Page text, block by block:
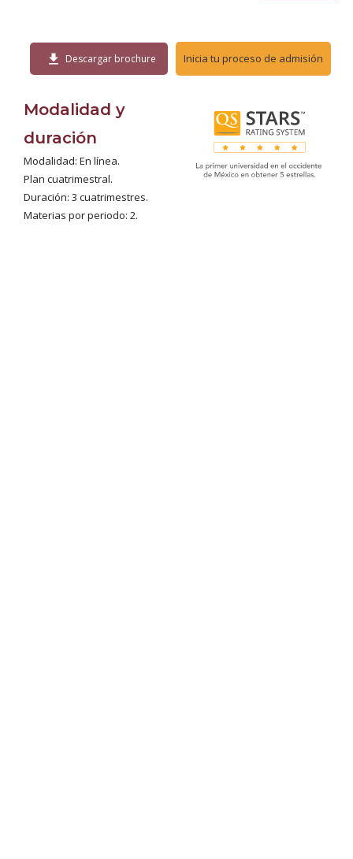
download Descargar brochure Inicia tu proceso de admisión
Modalidad y
duración
Modalidad: En línea.
Plan cuatrimestral.
Duración: 3 cuatrimestres.
Materias por periodo: 2.